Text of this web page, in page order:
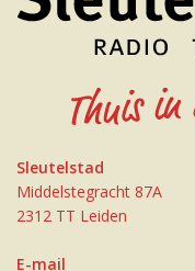
Sleutelstad
Middelstegracht 87A
2312 TT Leiden
E-mail